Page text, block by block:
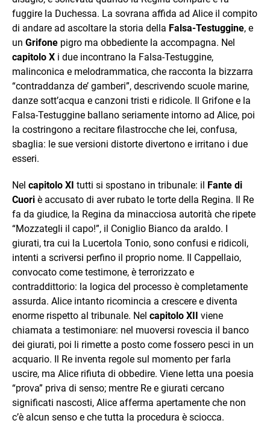
fuggire la Duchessa. La sovrana affida ad Alice il compito
di andare ad ascoltare la storia della Falsa-Testuggine, e
un Grifone pigro ma obbediente la accompagna. Nel
capitolo X i due incontrano la Falsa-Testuggine,
malinconica e melodrammatica, che racconta la bizzarra
“contraddanza de’ gamberi”, descrivendo scuole marine,
danze sott’acqua e canzoni tristi e ridicole. Il Grifone e la
Falsa-Testuggine ballano seriamente intorno ad Alice, poi
la costringono a recitare filastrocche che lei, confusa,
sbaglia: le sue versioni distorte divertono e irritano i due
esseri.
Nel capitolo XI tutti si spostano in tribunale: il Fante di
Cuori è accusato di aver rubato le torte della Regina. Il Re
fa da giudice, la Regina da minacciosa autorità che ripete
“Mozzategli il capo!”, il Coniglio Bianco da araldo. I
giurati, tra cui la Lucertola Tonio, sono confusi e ridicoli,
intenti a scriversi perfino il proprio nome. Il Cappellaio,
convocato come testimone, è terrorizzato e
contraddittorio: la logica del processo è completamente
assurda. Alice intanto ricomincia a crescere e diventa
enorme rispetto al tribunale. Nel capitolo XII viene
chiamata a testimoniare: nel muoversi rovescia il banco
dei giurati, poi li rimette a posto come fossero pesci in un
acquario. Il Re inventa regole sul momento per farla
uscire, ma Alice rifiuta di obbedire. Viene letta una poesia
“prova” priva di senso; mentre Re e giurati cercano
significati nascosti, Alice afferma apertamente che non
c’è alcun senso e che tutta la procedura è sciocca.